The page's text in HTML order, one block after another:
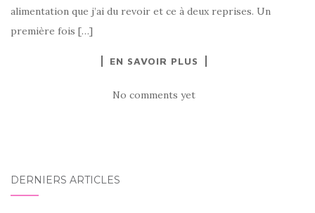
alimentation que j’ai du revoir et ce à deux reprises. Un
première fois […]
EN SAVOIR PLUS
No comments yet
DERNIERS ARTICLES